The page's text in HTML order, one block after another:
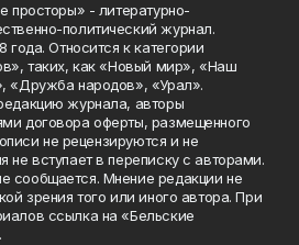
- литературно-
политический журнал.
года. Относится к категории
таких, как «Новый мир», «Наш
«Дружба народов», «Урал».
журнала, авторы
договора оферты, размещенного
не рецензируются и не
не вступает в переписку с авторами.
сообщается. Мнение редакции не
зрения того или иного автора. При
ссылка на «Бельские